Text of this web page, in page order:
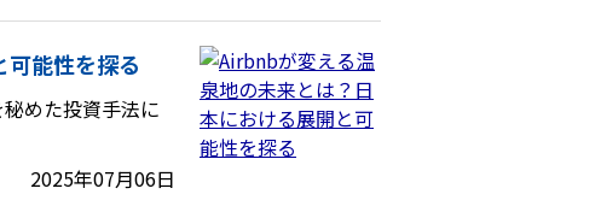
能性を探る
めた投資手法に
2025年07月06日